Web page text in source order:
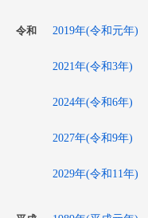
令和 2019年(令和元年)
2021年(令和3年)
2024年(令和6年)
2027年(令和9年)
2029年(令和11年)